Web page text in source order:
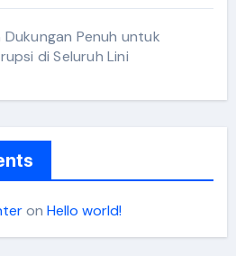
Dukungan Penuh untuk
di Seluruh Lini
on Hello world!